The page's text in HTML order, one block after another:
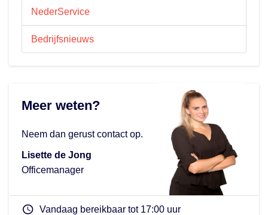
NederService
Bedrijfsnieuws
Meer weten?
Neem dan gerust contact op.
Lisette de Jong
Officemanager
Vandaag bereikbaar tot 17:00 uur